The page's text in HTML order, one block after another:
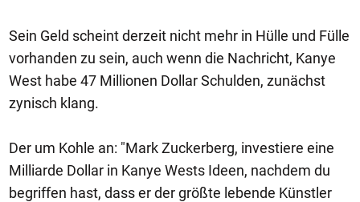
Sein Geld scheint derzeit nicht mehr in Hülle und Fülle
vorhanden zu sein, auch wenn die Nachricht, Kanye
West habe 47 Millionen Dollar Schulden, zunächst
zynisch klang.
Der um Kohle an: "Mark Zuckerberg, investiere eine
Milliarde Dollar in Kanye Wests Ideen, nachdem du
begriffen hast, dass er der größte lebende Künstler